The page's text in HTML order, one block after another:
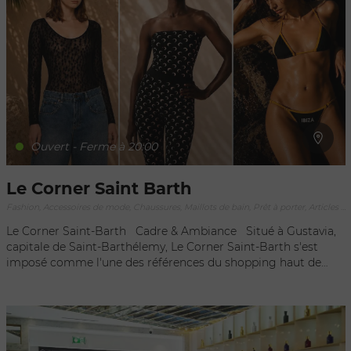
collection, toutes représentatives de l'élégance intemporelle
propre à la marque. La boutique Louis Vuitton à Saint-
Barthélemy incarne ainsi l'alliance parfaite entre l'héritage
prestigieux de la maison et l'atmosphère enchanteresse de
l'île, offrant aux passionnés de mode une expérience
inoubliable au cœur du luxe contemporain.
Ouvert - Ferme à 20:00
Le Corner Saint Barth
Le Corner Saint-Barth Cadre & Ambiance Situé à Gustavia,
capitale de Saint-Barthélemy, Le Corner Saint-Barth s'est
imposé comme l'une des références du shopping haut de
contemporains et de collections exclusives dans un
environnement résolument moderne et inspirant. Au cœur
du principal quartier commerçant de Saint-Barth, Le Corner